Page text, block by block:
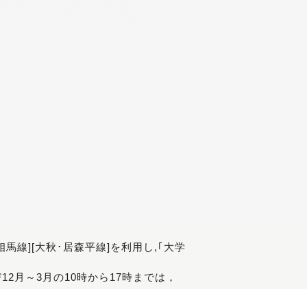
線][大秋･居森平線]を利用し,｢大学
月～3月の10時から17時までは，